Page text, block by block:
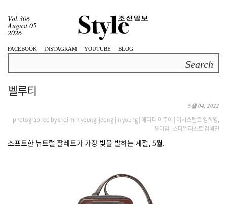
Vol.306
August 05
2026
FACEBOOK INSTAGRAM YOUTUBE BLOG
벨루티
5월 04, 2022
photographed by choi min young, jeong jin young | 에디터 이주이 | 어시스턴트 임희영,
윤미임 | 스타일리스트 김혜인
소프트한 뉴트럴 팔레트가 가장 빛을 발하는 계절, 5월.